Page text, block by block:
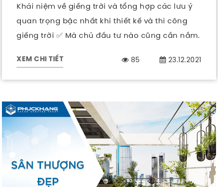
Khái niệm về giếng trời và tổng hợp các lưu ý
quan trọng bậc nhất khi thiết kế và thi công
giếng trời ✅ Mà chủ đầu tư nào cũng cần nắm.
XEM CHI TIẾT 85 23.12.2021